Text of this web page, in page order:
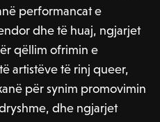
performancat e
dhe të huaj, ngjarjet
qëllim ofrimin e
artistëve të rinj queer,
për synim promovimin
dhe ngjarjet